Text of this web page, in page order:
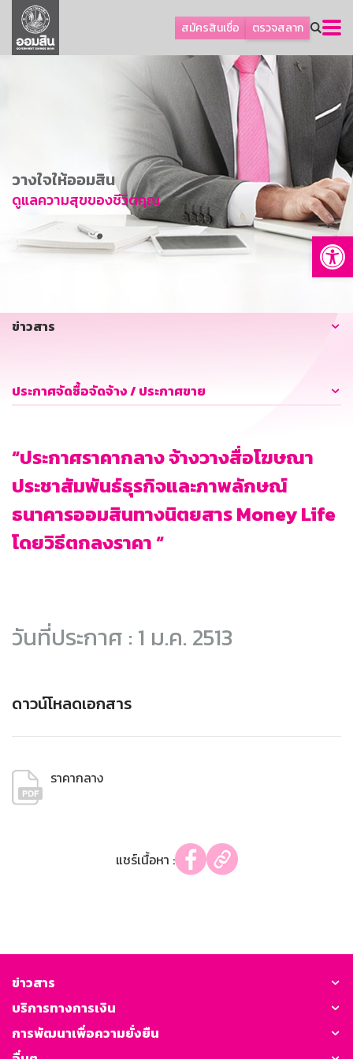
สมัครสินเชื่อ ตรวจสลาก
ลูกค้าธุรกิจ
ลูกค้าผู้ประกอบรายย่อย
การพัฒนาที่ยั่งยืน
ข่าวสาร
บริการทางการเงิน
อื่นๆ
วางใจให้ออมสิน
ดูแลความสุขของชีวิตคุณ
ข่าวสาร
ประกาศจัดซื้อจัดจ้าง / ประกาศขาย
“ประกาศราคากลาง จ้างวางสื่อโฆษณา
ประชาสัมพันธ์ธุรกิจและภาพลักษณ์
ธนาคารออมสินทางนิตยสาร Money Life
โดยวิธีตกลงราคา “
วันที่ประกาศ : 1 ม.ค. 2513
ดาวน์โหลดเอกสาร
ราคากลาง
แชร์เนื้อหา :
ข่าวสาร
บริการทางการเงิน
การพัฒนาเพื่อความยั่งยืน